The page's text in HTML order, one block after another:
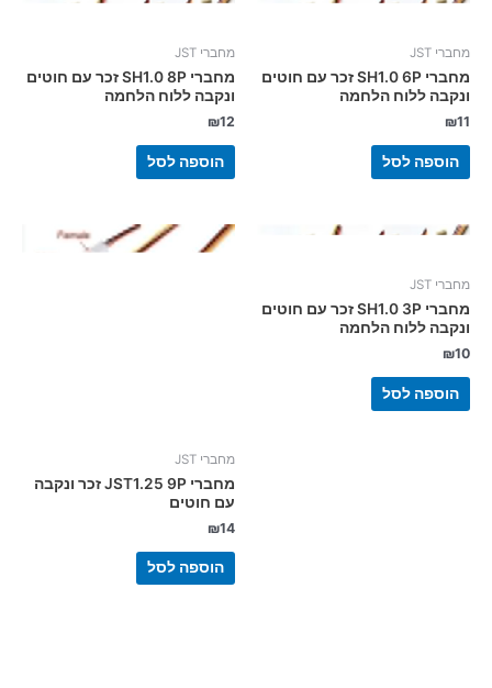
מחברי JST
מחברי SH1.0 6P זכר עם חוטים
ונקבה ללוח הלחמה
₪11
הוספה לסל
מחברי JST
מחברי SH1.0 8P זכר עם חוטים
ונקבה ללוח הלחמה
₪12
הוספה לסל
מחברי JST
מחברי SH1.0 3P זכר עם חוטים
ונקבה ללוח הלחמה
₪10
הוספה לסל
מחברי JST
מחברי JST1.25 9P זכר ונקבה
עם חוטים
₪14
הוספה לסל